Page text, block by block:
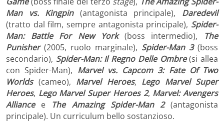
Man vs. Kingpin (antagonista principale), Daredevil
(tratto dal film, sempre antagonista principale), Spider-
Man: Battle For New York(boss intermedio), The
Punisher(2005, ruolo marginale), Spider-Man 3(boss
secondario), Spider-Man: Il Regno Delle Ombre(si allea
con Spider-Man), Marvel vs. Capcom 3: Fate Of Two
Worlds (cameo), Marvel Heroes, Lego Marvel Super
Heroes, Lego Marvel Super Heroes 2, Marvel: Avengers
Alliance e The Amazing Spider-Man 2(antagonista
principale). Un curriculum bello sostanzioso.